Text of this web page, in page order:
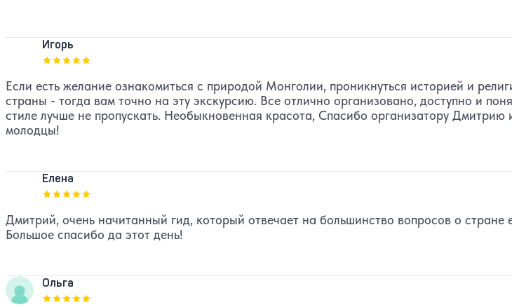
Игорь
Оценка, количество звезд:
Если есть желание ознакомиться с природой Монголии, проникнуться историей и
страны - тогда вам точно на эту экскурсию. Все отлично организовано, доступно и
стиле лучше не пропускать. Необыкновенная красота, Спасибо организатору Дмитрию
молодцы!
Елена
Оценка, количество звезд:
Дмитрий, очень начитанный гид, который отвечает на большинство вопросов о стране
Большое спасибо да этот день!
Ольга
Оценка, количество звезд: